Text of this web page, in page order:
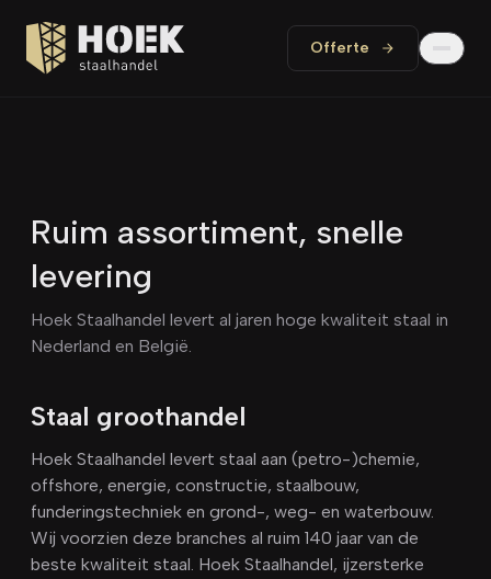
Offerte
Ruim assortiment, snelle
levering
Hoek Staalhandel levert al jaren hoge kwaliteit staal in
Nederland en België.
Staal groothandel
Hoek Staalhandel levert staal aan (petro-)chemie,
offshore, energie, constructie, staalbouw,
funderingstechniek en grond-, weg- en waterbouw.
Wij voorzien deze branches al ruim 140 jaar van de
beste kwaliteit staal. Hoek Staalhandel, ijzersterke